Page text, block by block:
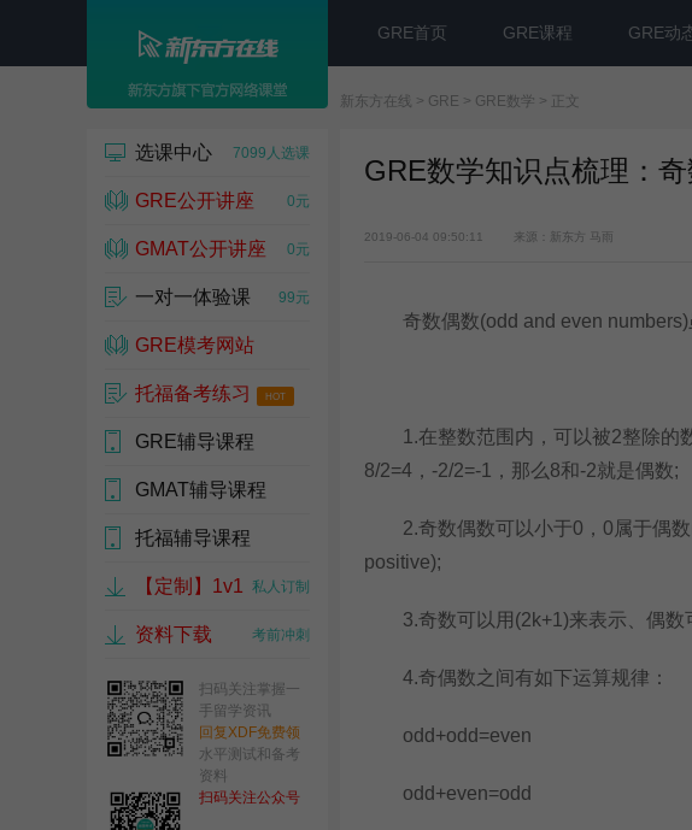
GRE首页 GRE课程 GRE动
新东方在线 > GRE > GRE数学 > 正文
选课中心 7099人选课
GRE公开讲座 0元
GMAT公开讲座 0元
一对一体验课 99元
GRE模考网站
10000人
托福备考练习 HOT
39209人预约
GRE辅导课程
17537 人
GMAT辅导课程
托福辅导课程
17537 人
【定制】1v1 私人订制
资料下载 考前冲刺
扫码关注掌握一
手留学资讯
回复XDF免费领
水平测试和备考
资料
扫码关注公众号
GRE数学知识点梳理：
2019-06-04 09:50:11 来源：新东方 马雨
奇数偶数(odd and even numbers)
1.在整数范围内，可以被2整除的
8/2=4，-2/2=-1，那么8和-2就是偶数;
2.奇数偶数可以小于0，0属于偶数
positive);
3.奇数可以用(2k+1)来表示、偶数
4.奇偶数之间有如下运算规律：
odd+odd=even
odd+even=odd